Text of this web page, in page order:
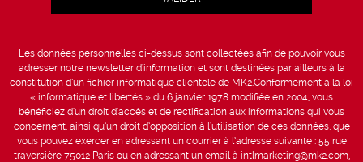
Les données personnelles ci-dessus sont collectées afin de pouvoir vous
adresser notre newsletter d’information et sont destinées par ailleurs à la
constitution d’un fichier informatique clientèle de MK2.Conformément à la loi
« informatique et libertés » du 6 janvier 1978 modifiée en 2004, vous
bénéficiez d’un droit d’accès et de rectification aux informations qui vous
concernent, ainsi qu’un droit d’opposition à l’utilisation de ces données, que
vous pouvez exercer en adressant un courrier à l’adresse suivante : 55 rue
traversière 75012 Paris ou en adressant un email à intlmarketing@mk2.com,